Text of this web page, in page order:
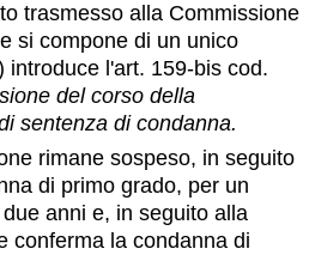
trasmesso alla Commissione
si compone di un unico
introduce l'art. 159-bis cod.
del corso della
sentenza di condanna.
rimane sospeso, in seguito
di primo grado, per un
anni e, in seguito alla
conferma la condanna di